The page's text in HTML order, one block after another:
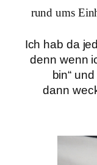
rund ums
Ich hab da
denn wenn
bin“
dann